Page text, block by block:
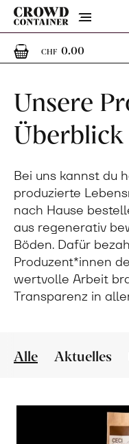
Menu
CHF 0.000
Unsere
Überblick
Bei uns kannst du
produzierte
nach Hause
aus regenerativ
Böden. Dafür
Produzent*innen
wertvolle Arbeit
Transparenz in
Alle Aktuelles